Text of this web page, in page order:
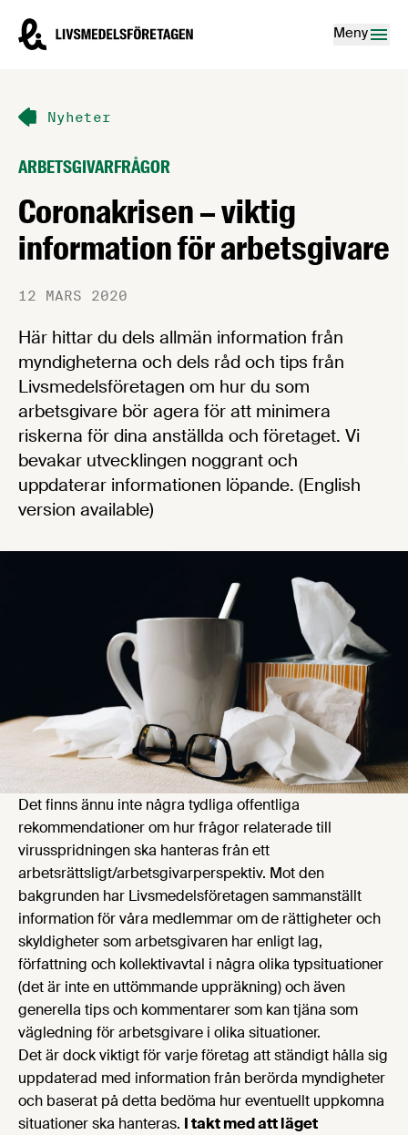
Livsmedelsföretagen – till startsidan
Meny
Nyheter
ARBETSGIVARFRÅGOR
Coronakrisen – viktig
information för arbetsgivare
12 MARS 2020
Här hittar du dels allmän information från
myndigheterna och dels råd och tips från
Livsmedelsföretagen om hur du som
arbetsgivare bör agera för att minimera
riskerna för dina anställda och företaget. Vi
bevakar utvecklingen noggrant och
uppdaterar informationen löpande. (English
version available)
Det finns ännu inte några tydliga offentliga
rekommendationer om hur frågor relaterade till
virusspridningen ska hanteras från ett
arbetsrättsligt/arbetsgivarperspektiv. Mot den
bakgrunden har Livsmedelsföretagen sammanställt
information för våra medlemmar om de rättigheter och
skyldigheter som arbetsgivaren har enligt lag,
författning och kollektivavtal i några olika typsituationer
(det är inte en uttömmande uppräkning) och även
generella tips och kommentarer som kan tjäna som
vägledning för arbetsgivare i olika situationer.
Det är dock viktigt för varje företag att ständigt hålla sig
uppdaterad med information från berörda myndigheter
och baserat på detta bedöma hur eventuellt uppkomna
situationer ska hanteras. I takt med att läget